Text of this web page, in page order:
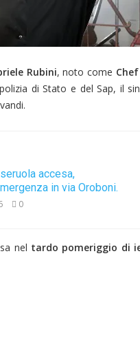
Rubini, noto come
di Stato e del Sap, il
accesa,
in via Oroboni.
0
nel tardo pomeriggio di